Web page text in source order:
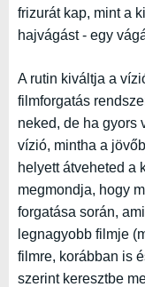
frizurát kap, mint a
hajvágást - egy
A rutin kiváltja a
filmforgatás
neked, de ha gyors
vízió, mintha a
helyett átveheted a
megmondja, hogy
forgatása során,
legnagyobb filmje
filmre, korábban is
szerint keresztbe